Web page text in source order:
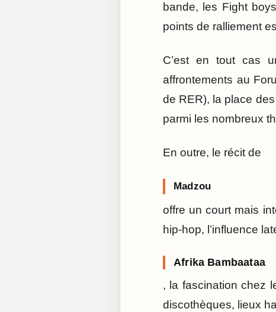
bande, les Fight
points de ralliement
C’est en tout cas
affrontements au
de RER), la place
parmi les nombreux
En outre, le récit de
Madzou
offre un court mais
hip-hop, l’influence
Afrika Bambaataa
, la fascination chez
discothèques, lieux